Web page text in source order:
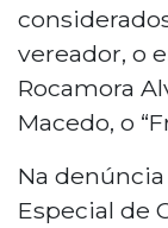
vereador, o
Rocamora
Macedo, o
Na
Especial de